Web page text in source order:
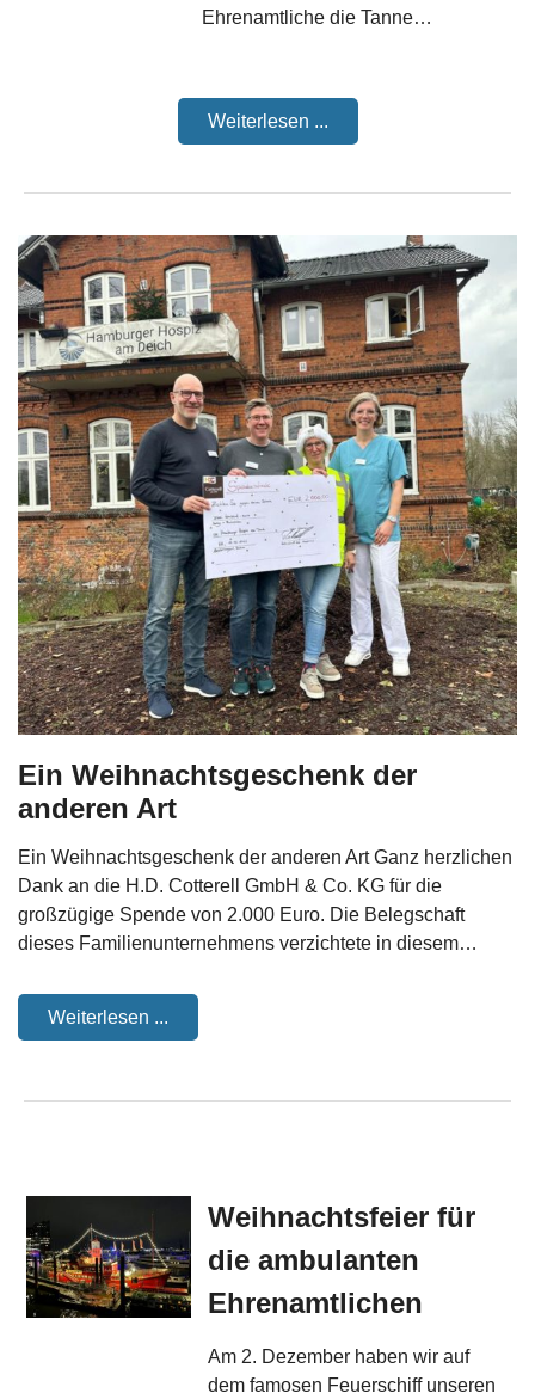
Ehrenamtliche die Tanne…
Weiterlesen ...
Ein Weihnachtsgeschenk der
anderen Art
Ein Weihnachtsgeschenk der anderen Art Ganz herzlichen
Dank an die H.D. Cotterell GmbH & Co. KG für die
großzügige Spende von 2.000 Euro. Die Belegschaft
dieses Familienunternehmens verzichtete in diesem…
Weiterlesen ...
Weihnachtsfeier für
die ambulanten
Ehrenamtlichen
Am 2. Dezember haben wir auf
dem famosen Feuerschiff unseren